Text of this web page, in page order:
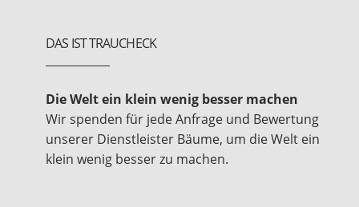
DAS IST TRAUCHECK
Die Welt ein klein wenig besser machen
Wir spenden für jede Anfrage und Bewertung
unserer Dienstleister Bäume, um die Welt ein
klein wenig besser zu machen.